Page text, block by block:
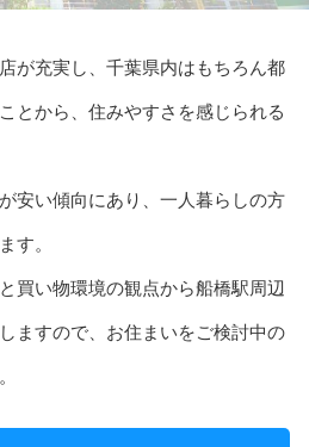
が充実し、千葉県内はもちろん都
とから、住みやすさを感じられる
安い傾向にあり、一人暮らしの方
す。
買い物環境の観点から船橋駅周辺
ますので、お住まいをご検討中の